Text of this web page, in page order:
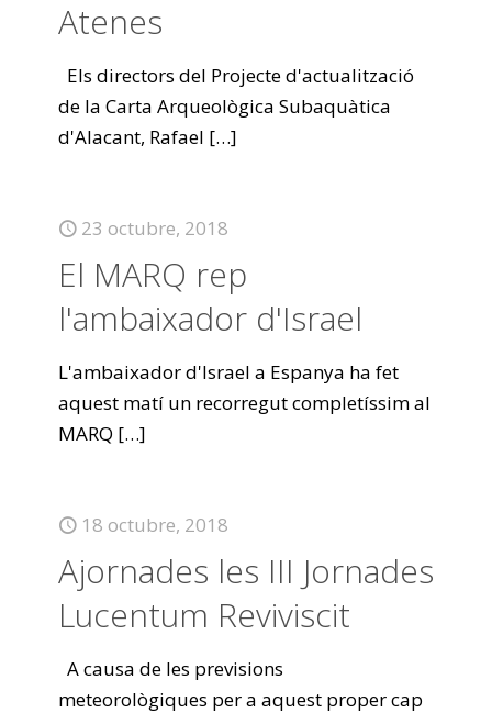
Atenes
Els directors del Projecte d'actualització
de la Carta Arqueològica Subaquàtica
d'Alacant, Rafael […]
23 octubre, 2018
El MARQ rep
l'ambaixador d'Israel
L'ambaixador d'Israel a Espanya ha fet
aquest matí un recorregut completíssim al
MARQ […]
18 octubre, 2018
Ajornades les III Jornades
Lucentum Reviviscit
A causa de les previsions
meteorològiques per a aquest proper cap